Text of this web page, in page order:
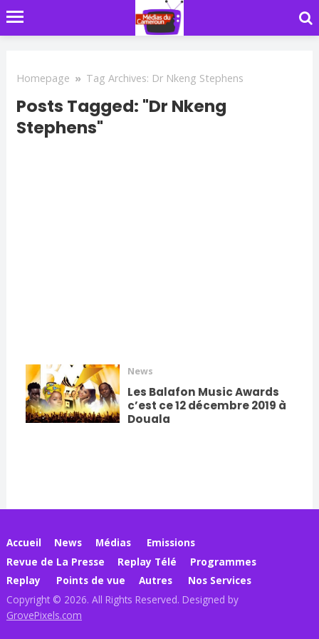
Homepage » Tag Archives: Dr Nkeng Stephens
Posts Tagged: "Dr Nkeng
Stephens"
News
Les Balafon Music Awards
c’est ce 12 décembre 2019 à
Douala
Accueil News Médias
Emissions
Revue de La Presse
Replay Télé
Programmes
Replay
Points de vue Autres
Nos Services
Copyright © 2026. All Rights Reserved. Designed by
GrovePixels.com